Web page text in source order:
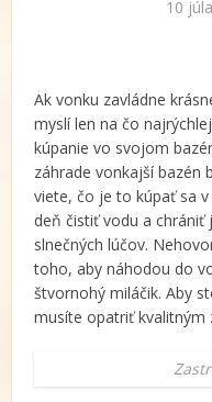
10
Ak vonku zavládne
myslí len na čo
kúpanie vo svojom
záhrade vonkajší bazén
viete, čo je to kúpať sa
deň čistiť vodu a chrániť
slnečných lúčov.
toho, aby náhodou do
štvornohý miláčik. Aby
musíte opatriť kvalitným